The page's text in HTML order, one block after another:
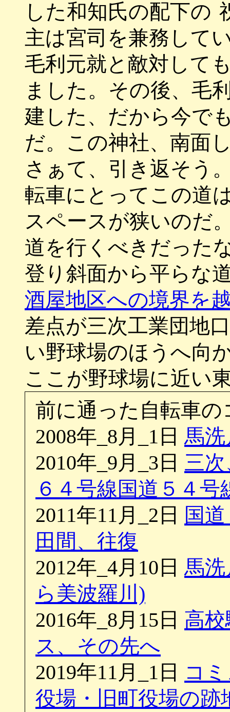
した和知氏の配下の
主は宮司を兼務して
毛利元就と敵対して
ました。その後、毛
建した、だから今で
だ。この神社、南面
さぁて、引き返そう
転車にとってこの道
スペースが狭いのだ
道を行くべきだった
登り斜面から平らな
酒屋地区への境界を
差点が三次工業団地
い野球場のほうへ向
ここが野球場に近い
前に通った自転車の
2008年_8月_1日 馬
2010年_9月_3日 三
６４号線国道５４号
2011年11月_2日 国
田間、往復
2012年_4月10日 馬
ら美波羅川)
2016年_8月15日 高
ス、その先へ
2019年11月_1日 コ
役場・旧町役場の跡